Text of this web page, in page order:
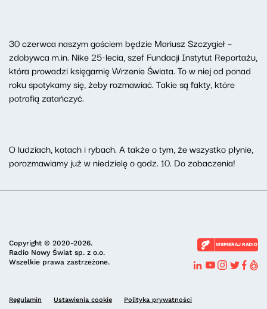
30 czerwca naszym gościem będzie Mariusz Szczygieł –
zdobywca m.in. Nike 25-lecia, szef Fundacji Instytut Reportażu,
która prowadzi księgarnię Wrzenie Świata. To w niej od ponad
roku spotykamy się, żeby rozmawiać. Takie są fakty, które
potrafią zatańczyć.
O ludziach, kotach i rybach. A także o tym, że wszystko płynie,
porozmawiamy już w niedzielę o godz. 10. Do zobaczenia!
Copyright © 2020-2026.
Radio Nowy Świat sp. z o.o.
Wszelkie prawa zastrzeżone.
WSPIERAJ RADIO
Regulamin Ustawienia cookie Polityka prywatności